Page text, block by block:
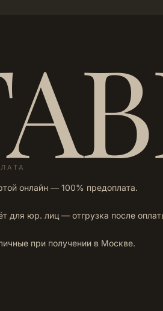
онлайн — 100% предоплата.
для юр. лиц — отгрузка после
при получении в Москве.